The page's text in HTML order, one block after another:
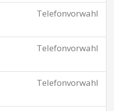
Telefonvorwahl
Telefonvorwahl
Telefonvorwahl